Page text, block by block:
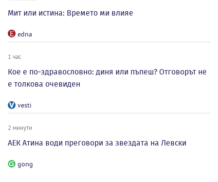
Мит или истина: Времето ми влияе
edna
1 час
Кое е по-здравословно: диня или пъпеш? Отговорът не
е толкова очевиден
vesti
2 минути
АЕК Атина води преговори за звездата на Левски
gong